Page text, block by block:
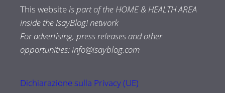
This websiteis part of the HOME & HEALTH AREA
inside the IsayBlog! network
For advertising, press releases and other
opportunities:info@isayblog.com
Dichiarazione sulla Privacy (UE)